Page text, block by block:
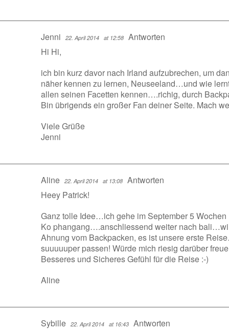
Jenni 22. April 2014 at 12:58 Antworten
Hi Hi,
ich bin kurz davor nach Irland aufzubrechen, um
näher kennen zu lernen, Neuseeland…und wie
allen seinen Facetten kennen….richig, durch
Bin übrigends ein großer Fan deiner Seite. Mach
Viele Grüße
Jenni
Aline 22. April 2014 at 13:08 Antworten
Heey Patrick!
Ganz tolle Idee…ich gehe im September 5 Wochen
Ko phangang….anschliessend weiter nach
Ahnung vom Backpacken, es ist unsere erste
suuuuuper passen! Würde mich riesig darüber
Besseres und Sicheres Gefühl für die Reise :-)
Aline
Sybille 22. April 2014 at 16:43 Antworten